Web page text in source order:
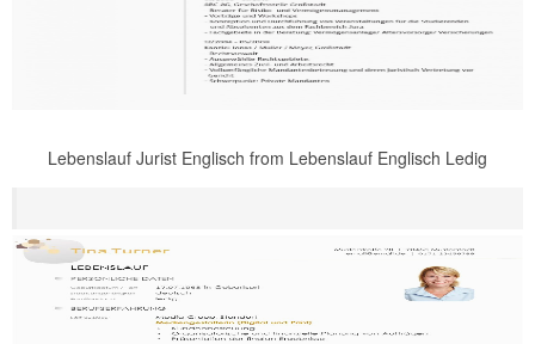
Lebenslauf Jurist Englisch from Lebenslauf Englisch Ledig